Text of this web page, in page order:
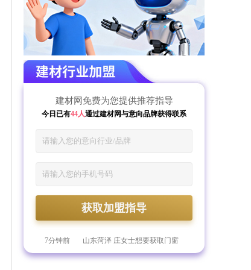
建材网免费为您提供推荐指导
今日已有44人通过建材网与意向品牌获得联系
获取加盟指导
59分钟前
河南郑州 倪先生想要获取管材
的加盟指导
1分钟前
浙江杭州 郎先生想要获取美涂
士漆的加盟资料山东青岛 李先生想要获取防水
材料行业的加盟指导
4分钟前
河南信阳 姜先生想要评估防水
材料的加盟预算
7分钟前
山东菏泽 庄女士想要获取门窗
行业的加盟资料
10分钟前
河北邯郸 蔡女士想要获取德技